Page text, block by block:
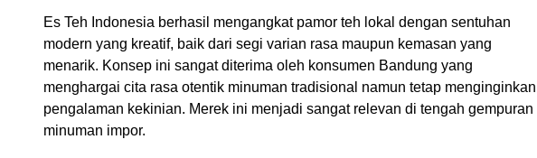
Es Teh Indonesia berhasil mengangkat pamor teh lokal dengan sentuhan
modern yang kreatif, baik dari segi varian rasa maupun kemasan yang
menarik. Konsep ini sangat diterima oleh konsumen Bandung yang
menghargai cita rasa otentik minuman tradisional namun tetap menginginkan
pengalaman kekinian. Merek ini menjadi sangat relevan di tengah gempuran
minuman impor.